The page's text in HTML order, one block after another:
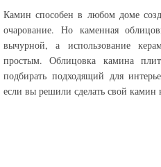
Камин способен в любом доме
очарование. Но каменная
вычурной, а использование
простым. Облицовка камина
подбирать подходящий для
если вы решили сделать свой